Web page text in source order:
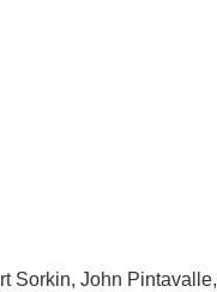
Sorkin, John Pintavalle,